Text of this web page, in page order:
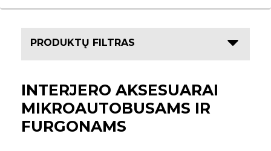
PRODUKTŲ FILTRAS
INTERJERO AKSESUARAI
MIKROAUTOBUSAMS IR
FURGONAMS